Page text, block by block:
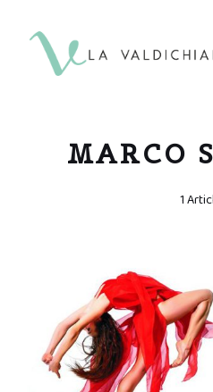
MARCO
1